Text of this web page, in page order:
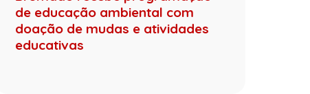
de educação ambiental com
doação de mudas e atividades
educativas